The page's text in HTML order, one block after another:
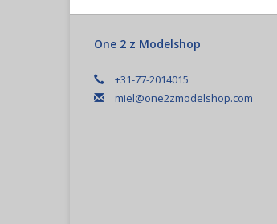
One 2 z Modelshop
+31-77-2014015
miel@one2zmodelshop.com